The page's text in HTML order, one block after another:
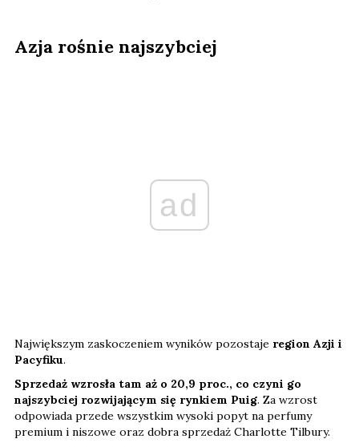
Azja rośnie najszybciej
ad
Największym zaskoczeniem wyników pozostaje region Azji i
Pacyfiku.
Sprzedaż wzrosła tam aż o 20,9 proc., co czyni go
najszybciej rozwijającym się rynkiem Puig. Za wzrost
odpowiada przede wszystkim wysoki popyt na perfumy
premium i niszowe oraz dobra sprzedaż Charlotte Tilbury.